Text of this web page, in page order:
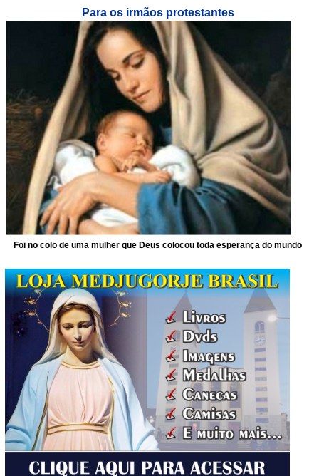
Para os irmãos protestantes
Foi no colo de uma mulher que Deus colocou toda esperança do mundo